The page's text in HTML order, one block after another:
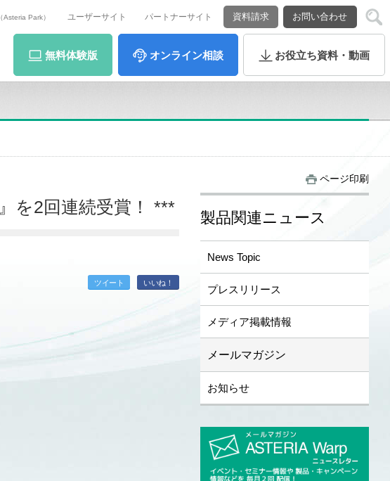
（Asteria Park） ユーザーサイト パートナーサイト 資料請求 お問い合わせ
無料体験版 オンライン相談 お役立ち資料・動画
を2回連続受賞！ ***
ツイート いいね！
ページ印刷
製品関連ニュース
News Topic
プレスリリース
メディア掲載情報
メールマガジン
お知らせ